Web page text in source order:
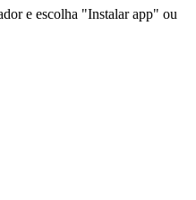
e escolha "Instalar app" ou